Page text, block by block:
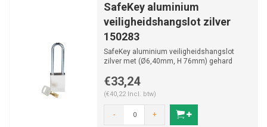
SafeKey aluminium
veiligheidshangslot zilver
150283
SafeKey aluminium veiligheidshangslot
zilver met (Ø6,40mm, H 76mm) gehard
€33,24
(€40,22 Incl. btw)
- +